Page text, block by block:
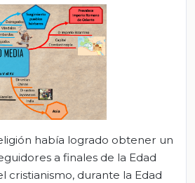
había logrado obtener un
a finales de la Edad
cristianismo, durante la Edad